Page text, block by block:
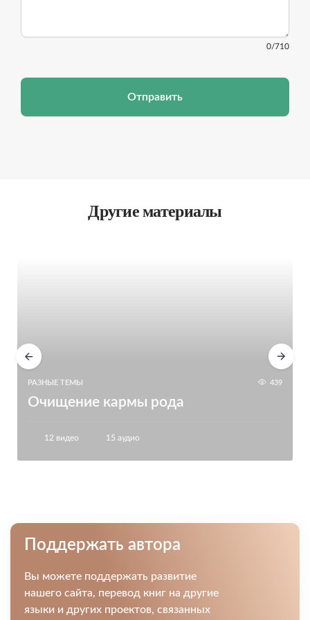
0/710
Отправить
Другие материалы
РАЗНЫЕ ТЕМЫ 439
Очищение кармы рода
12 видео 15 аудио
Поддержать автора
Вы можете поддержать развитие
нашего сайта, перевод книг на другие
языки и других проектов, связанных